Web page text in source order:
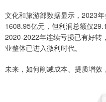
文化和旅游部数据显示，2023
1608.95亿元，但利润总额仅
2020-2022年连续亏损已有好转
业整体已进入微利时代。
未来，如何削减成本、提质增效